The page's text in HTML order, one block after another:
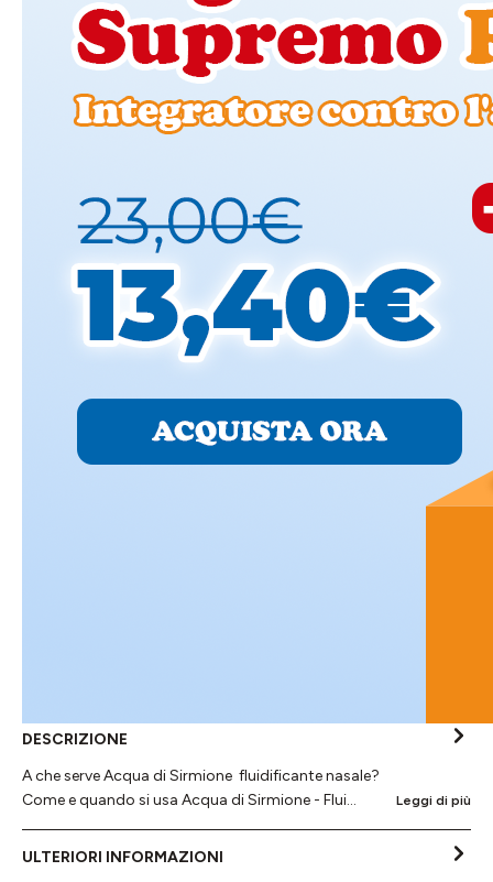
DESCRIZIONE
A che serve Acqua di Sirmione fluidificante nasale?
Come e quando si usa Acqua di Sirmione - Flui…
Leggi di più
ULTERIORI INFORMAZIONI